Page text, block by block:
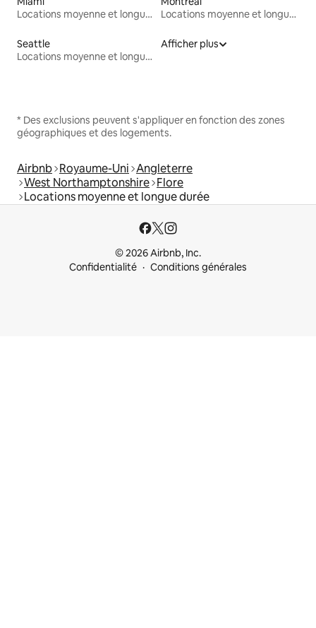
Locations moyenne et longue durée
Locations moyenne et longue durée
Seattle
Locations moyenne et longue durée
Afficher plus
* Des exclusions peuvent s'appliquer en fonction des zones
géographiques et des logements.
Airbnb Royaume-Uni Angleterre
West Northamptonshire Flore
Locations moyenne et longue durée
© 2026 Airbnb, Inc.
Confidentialité
Conditions générales